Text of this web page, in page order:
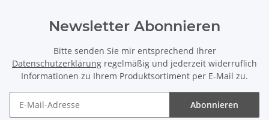
Newsletter Abonnieren
Bitte senden Sie mir entsprechend Ihrer
Datenschutzerklärung regelmäßig und jederzeit widerruflich
Informationen zu Ihrem Produktsortiment per E-Mail zu.
Abonnieren